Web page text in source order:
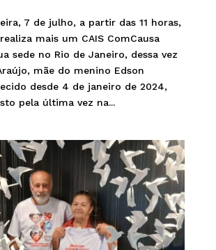
7 de julho, a partir das 11 horas,
mais um CAIS ComCausa
sede no Rio de Janeiro, dessa vez
mãe do menino Edson
desde 4 de janeiro de 2024,
pela última vez na...